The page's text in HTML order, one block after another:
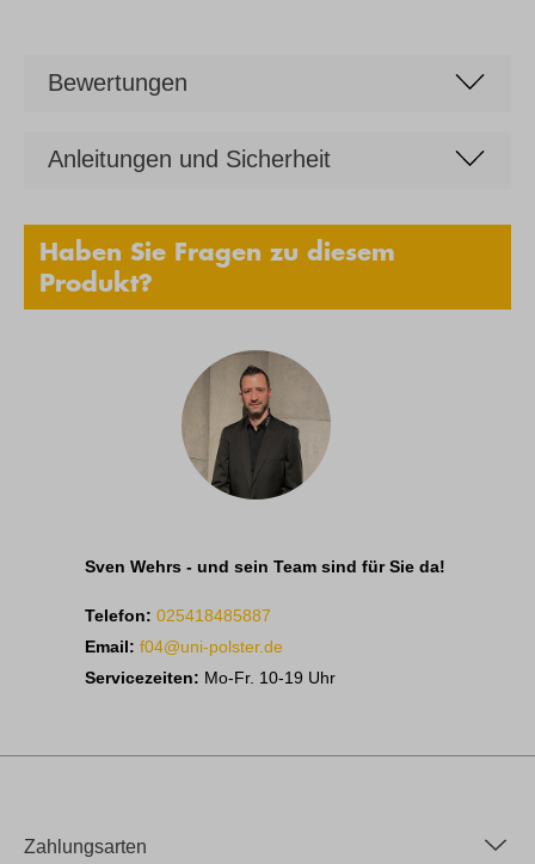
Bewertungen
Anleitungen und Sicherheit
Haben Sie Fragen zu diesem
Produkt?
Sven Wehrs - und sein Team sind für Sie da!
Telefon: 025418485887
Email: f04@uni-polster.de
Servicezeiten: Mo-Fr. 10-19 Uhr
Zahlungsarten